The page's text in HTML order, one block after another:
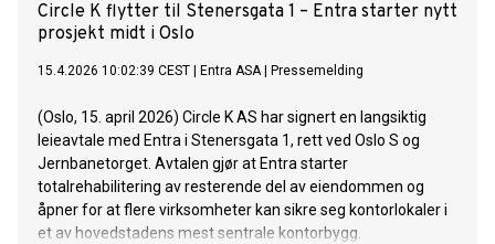
Circle K flytter til Stenersgata 1 – Entra starter nytt
prosjekt midt i Oslo
15.4.2026 10:02:39 CEST Entra ASA| Pressemelding
(Oslo, 15. april 2026) Circle K AS har signert en langsiktig
leieavtale med Entra i Stenersgata 1, rett ved Oslo S og
Jernbanetorget. Avtalen gjør at Entra starter
totalrehabilitering av resterende del av eiendommen og
åpner for at flere virksomheter kan sikre seg kontorlokaler i
et av hovedstadens mest sentrale kontorbygg.